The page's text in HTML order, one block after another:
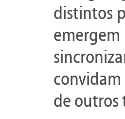
distintos
de outros